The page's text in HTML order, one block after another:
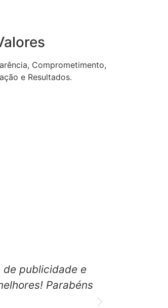
Comprometimento,
e Resultados.
publicidade e
Parabéns